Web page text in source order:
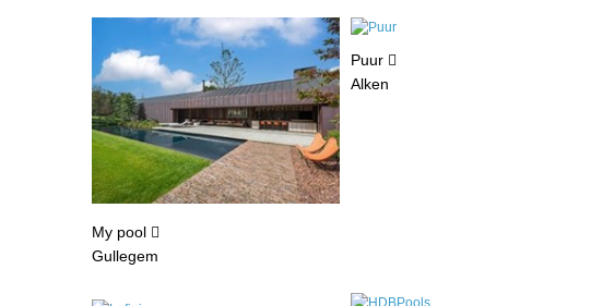
My pool
Gullegem
Puur
Alken